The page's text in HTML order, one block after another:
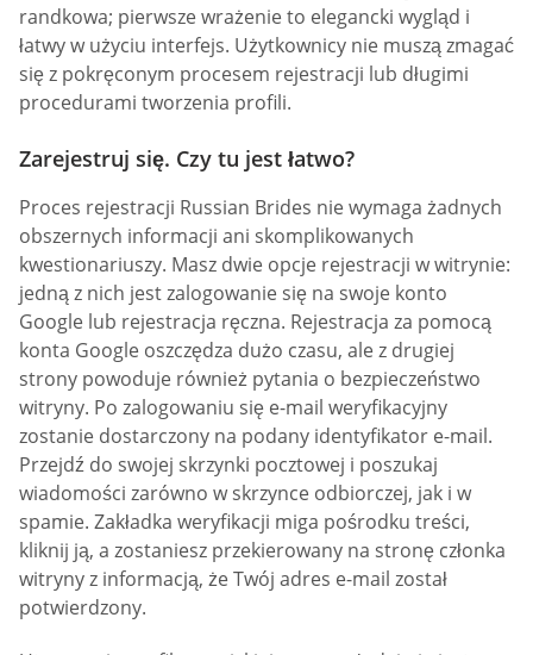
randkowa; pierwsze wrażenie to elegancki wygląd i
łatwy w użyciu interfejs. Użytkownicy nie muszą zmagać
się z pokręconym procesem rejestracji lub długimi
procedurami tworzenia profili.
Zarejestruj się. Czy tu jest łatwo?
Proces rejestracji Russian Brides nie wymaga żadnych
obszernych informacji ani skomplikowanych
kwestionariuszy. Masz dwie opcje rejestracji w witrynie:
jedną z nich jest zalogowanie się na swoje konto
Google lub rejestracja ręczna. Rejestracja za pomocą
konta Google oszczędza dużo czasu, ale z drugiej
strony powoduje również pytania o bezpieczeństwo
witryny. Po zalogowaniu się e-mail weryfikacyjny
zostanie dostarczony na podany identyfikator e-mail.
Przejdź do swojej skrzynki pocztowej i poszukaj
wiadomości zarówno w skrzynce odbiorczej, jak i w
spamie. Zakładka weryfikacji miga pośrodku treści,
kliknij ją, a zostaniesz przekierowany na stronę członka
witryny z informacją, że Twój adres e-mail został
potwierdzony.